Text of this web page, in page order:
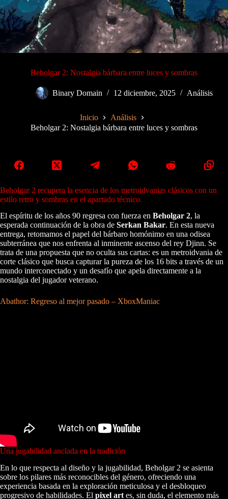
Beholgar 2: Nostalgia bárbara entre luces y sombras
Binary Domain 12 diciembre, 2025 Análisis
Inicio
Análisis
Beholgar 2: Nostalgia bárbara entre luces y sombras
Beholgar 2 recupera la esencia de los metroidvanias clásicos con un
estilo retro y sombras en el apartado técnico.
El espíritu de los años 90 regresa con fuerza en Beholgar 2, la
esperada continuación de la obra de Serkan Bakar. En esta nueva
entrega, retomamos el papel del bárbaro homónimo en una odisea
subterránea que nos enfrenta al inminente ascenso del rey Djinn. Se
trata de una propuesta que no oculta sus cartas: es un metroidvania de
corte clásico que busca capturar la pureza de los 16 bits a través de un
mundo interconectado y un desafío que apela directamente a la
nostalgia del jugador veterano.
Abathor: Regreso al mejor pasado – XboxManiac
Una jugabilidad anclada en la tradición
En lo que respecta al diseño y la jugabilidad, Beholgar 2 se asienta
sobre los pilares más reconocibles del género, ofreciendo una
experiencia basada en la exploración meticulosa y el desbloqueo
progresivo de habilidades. El pixel art es, sin duda, el elemento más